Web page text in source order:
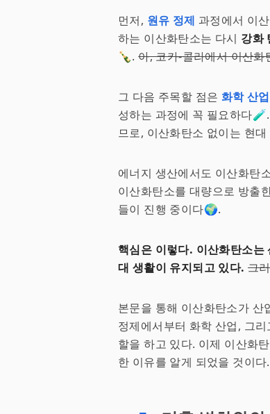
먼저, 원유 정제 과정에서 이
하는 이산화탄소는 다시 강화
🍾.아, 코카-콜라에서 이산
그 다음 주목할 점은 화학 산업
성하는 과정에 꼭 필요하다
므로, 이산화탄소 없이는 현
에너지 생산에서도 이산화탄
이산화탄소를 대량으로 방출
들이 진행 중이다🌍.
핵심은 이렇다. 이산화탄소
대 생활이 유지되고 있다. 그
본문을 통해 이산화탄소가 산
정제에서부터 화학 산업, 그
할을 하고 있다. 이제 이산화
한 이유를 알게 되었을 것이다.